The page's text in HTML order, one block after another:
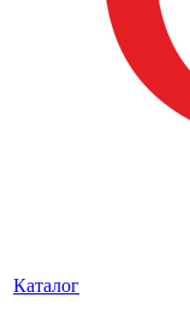
Каталог